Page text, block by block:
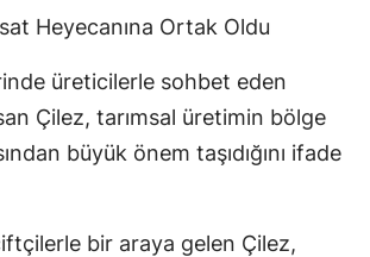
Heyecanına Ortak Oldu
üreticilerle sohbet eden
Çilez, tarımsal üretimin bölge
büyük önem taşıdığını ifade
bir araya gelen Çilez,